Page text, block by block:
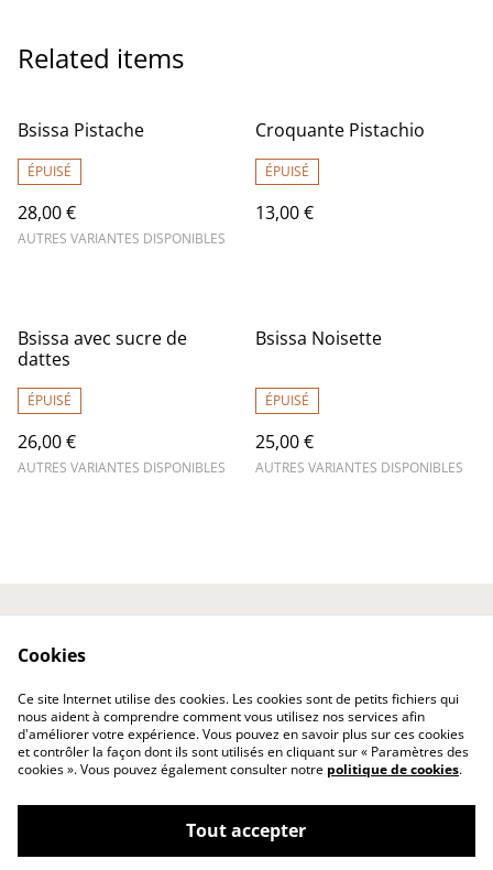
Related items
Bsissa Pistache
ÉPUISÉ
28,00 €
AUTRES VARIANTES DISPONIBLES
Croquante Pistachio
ÉPUISÉ
13,00 €
Bsissa avec sucre de
dattes
ÉPUISÉ
26,00 €
AUTRES VARIANTES DISPONIBLES
Bsissa Noisette
ÉPUISÉ
25,00 €
AUTRES VARIANTES DISPONIBLES
Laissez votre avis ici
confidentialité
Politique de cookies
©2026Les Gourmandises de ChaCha
Cookies
Ce site Internet utilise des cookies. Les cookies sont de petits fichiers qui
nous aident à comprendre comment vous utilisez nos services afin
d'améliorer votre expérience. Vous pouvez en savoir plus sur ces cookies
et contrôler la façon dont ils sont utilisés en cliquant sur « Paramètres des
cookies ». Vous pouvez également consulter notre politique de cookies.
Tout accepter